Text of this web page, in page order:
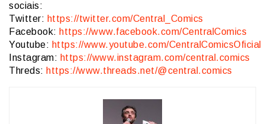
sociais:
Twitter: https://twitter.com/Central_Comics
Facebook: https://www.facebook.com/CentralComics
Youtube: https://www.youtube.com/CentralComicsOficial
Instagram: https://www.instagram.com/central.comics
Threds: https://www.threads.net/@central.comics